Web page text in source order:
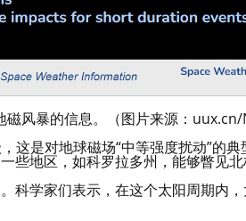
风暴的信息。（图片来源：uux.cn/
这是对地球磁场“中等强度扰动”的
些地区，如科罗拉多州，能够瞥见
科学家们表示，在这个太阳周期内